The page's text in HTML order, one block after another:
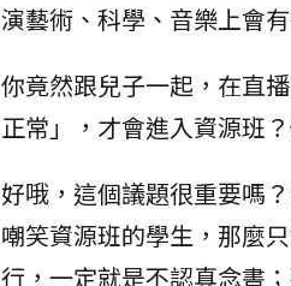
演藝術、科學、音樂上會
你竟然跟兒子一起，在直
正常」，才會進入資源班
好哦，這個議題很重要嗎
嘲笑資源班的學生，那麼
行，一定就是不認真念書